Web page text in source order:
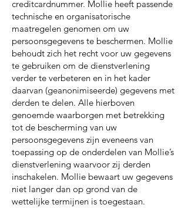
creditcardnummer. Mollie heeft passende
technische en organisatorische
maatregelen genomen om uw
persoonsgegevens te beschermen. Mollie
behoudt zich het recht voor uw gegevens
te gebruiken om de dienstverlening
verder te verbeteren en in het kader
daarvan (geanonimiseerde) gegevens met
derden te delen. Alle hierboven
genoemde waarborgen met betrekking
tot de bescherming van uw
persoonsgegevens zijn eveneens van
toepassing op de onderdelen van Mollie’s
dienstverlening waarvoor zij derden
inschakelen. Mollie bewaart uw gegevens
niet langer dan op grond van de
wettelijke termijnen is toegestaan.